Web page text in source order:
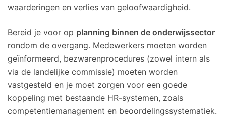
waarderingen en verlies van geloofwaardigheid.
Bereid je voor op planning binnen de onderwijssector
rondom de overgang. Medewerkers moeten worden
geïnformeerd, bezwarenprocedures (zowel intern als
via de landelijke commissie) moeten worden
vastgesteld en je moet zorgen voor een goede
koppeling met bestaande HR-systemen, zoals
competentiemanagement en beoordelingssystematiek.